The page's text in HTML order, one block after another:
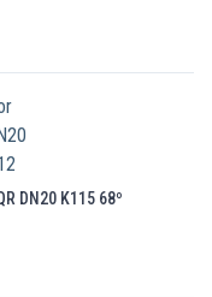
DN20 K115 68º